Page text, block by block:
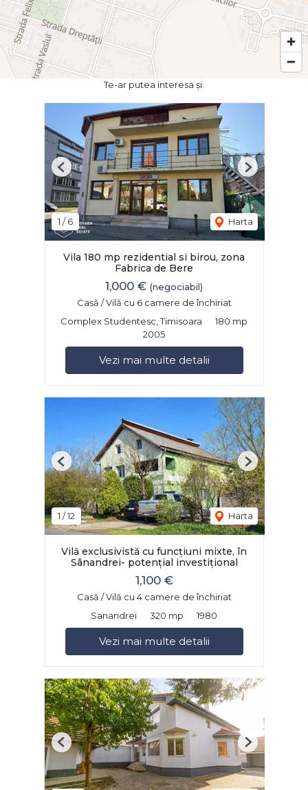
Te-ar putea interesa și:
1 /6 Harta
Previous Next
Vila 180 mp rezidential si birou, zona
Fabrica de Bere
1,000 € (negociabil)
Casă / Vilă cu 6 camere de închiriat
Complex Studentesc, Timisoara
180 mp
2005
Vezi mai multe detalii
1 /12 Harta
Previous Next
Vilă exclusivistă cu funcțiuni mixte, în
Sânandrei- potențial investițional
1,100 €
Casă / Vilă cu 4 camere de închiriat
Sanandrei
320 mp 1980
Vezi mai multe detalii
Previous Next